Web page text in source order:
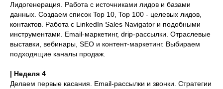
Лидогенерация. Работа с источниками лидов и базами
данных. Создаем список Top 10, Top 100 - целевых лидов,
контактов. Работа с LinkedIn Sales Navigator и подобными
инструментами. Email-маркетинг, drip-рассылки. Отраслевые
выставки, вебинары, SEO и контент-маркетинг. Выбираем
подходящие каналы продаж.
| Неделя 4
Делаем первые касания. Email-рассылки и звонки. Стратегии
Как устроен
процесс?
Прием заявок открыт
до 20 сентября
1